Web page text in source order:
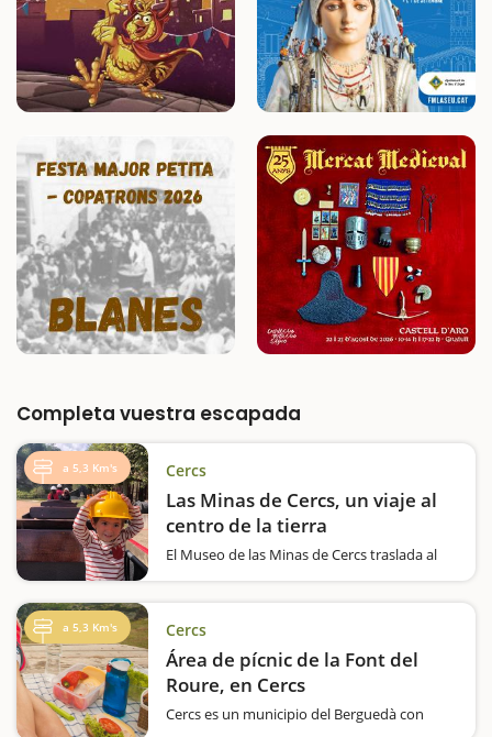
Completa vuestra escapada
a 5,3 Km's Cercs
Las Minas de Cercs, un viaje al
centro de la tierra
El Museo de las Minas de Cercs traslada al
Corneli, en Cercs.Esta experiencia inmersiva
combina exposiciones, audiovisuales…
a 5,3 Km's Cercs
Área de pícnic de la Font del
Roure, en Cercs
Cercs es un municipio del Berguedà con